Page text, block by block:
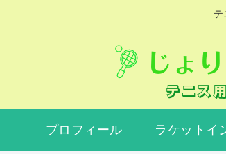
テ
プロフィール ラケットイ